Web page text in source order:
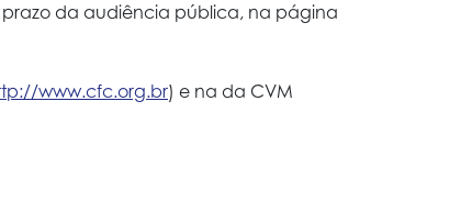
prazo da audiência pública, na página
www.cfc.org.br) e na da CVM